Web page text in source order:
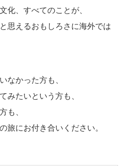
化、すべてのことが、
思えるおもしろさに海外では
なかった方も、
みたいという方も、
も、
旅にお付き合いください。